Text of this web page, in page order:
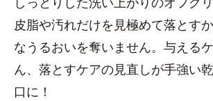
皮脂や汚れだけを見極めて落とす
なうるおいを奪いません。与える
ん、落とすケアの見直しが手強い
口に！